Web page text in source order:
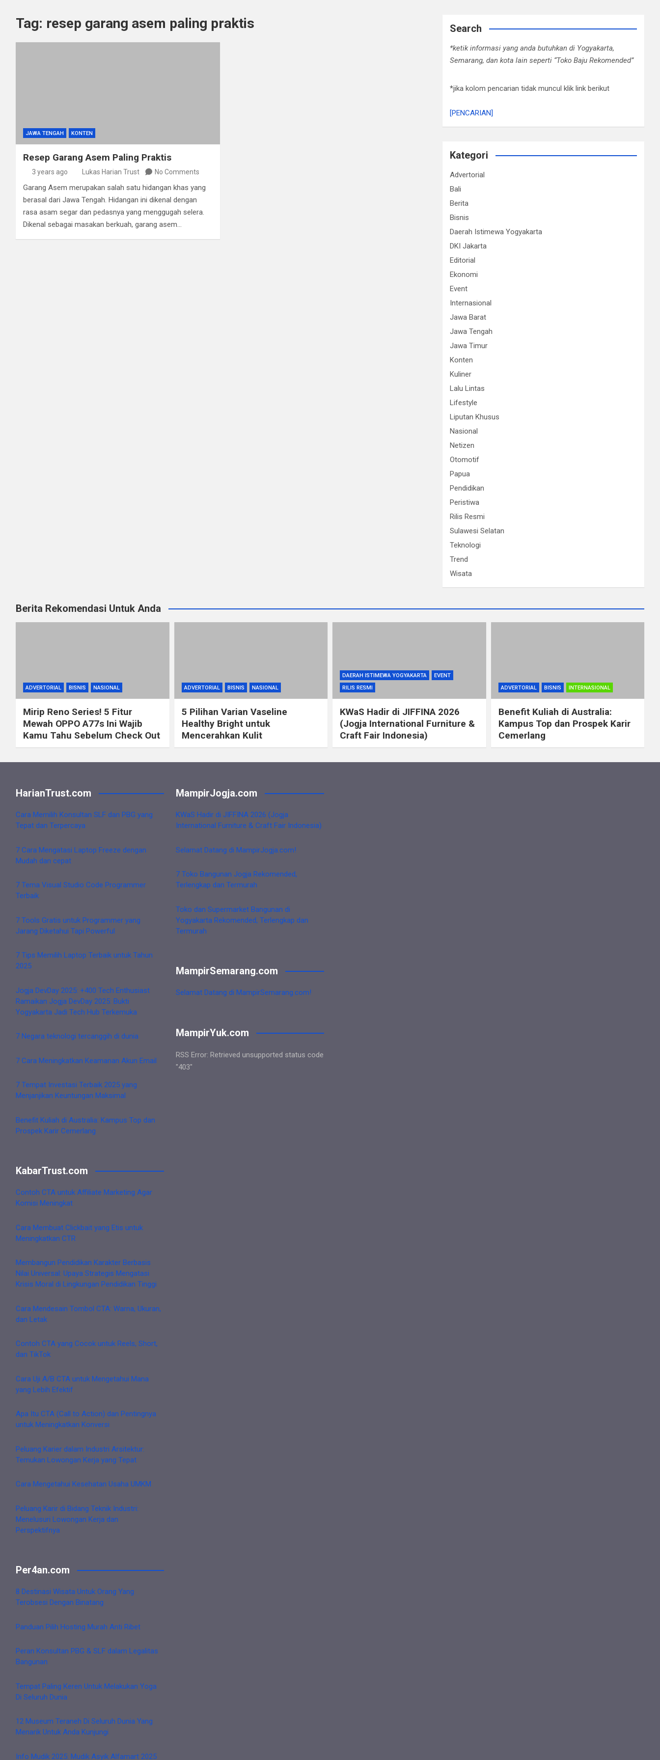
Tag: resep garang asem paling praktis
JAWA TENGAH KONTEN
Resep Garang Asem Paling Praktis
3 years ago Lukas Harian Trust No Comments
Garang Asem merupakan salah satu hidangan khas yang
berasal dari Jawa Tengah. Hidangan ini dikenal dengan
rasa asam segar dan pedasnya yang menggugah selera.
Dikenal sebagai masakan berkuah, garang asem…
Search
*ketik informasi yang anda butuhkan di Yogyakarta,
Semarang, dan kota lain seperti “Toko Baju Rekomended”
*jika kolom pencarian tidak muncul klik link berikut
[PENCARIAN]
Kategori
Advertorial
Bali
Berita
Bisnis
Daerah Istimewa Yogyakarta
DKI Jakarta
Editorial
Ekonomi
Event
Internasional
Jawa Barat
Jawa Tengah
Jawa Timur
Konten
Kuliner
Lalu Lintas
Lifestyle
Liputan Khusus
Nasional
Netizen
Otomotif
Papua
Pendidikan
Peristiwa
Rilis Resmi
Sulawesi Selatan
Teknologi
Trend
Wisata
Berita Rekomendasi Untuk Anda
ADVERTORIAL BISNIS NASIONAL
Mirip Reno Series! 5 Fitur
Mewah OPPO A77s Ini Wajib
Kamu Tahu Sebelum Check Out
ADVERTORIAL BISNIS NASIONAL
5 Pilihan Varian Vaseline
Healthy Bright untuk
Mencerahkan Kulit
DAERAH ISTIMEWA YOGYAKARTA
EVENT
RILIS RESMI
KWaS Hadir di JIFFINA 2026
(Jogja International Furniture &
Craft Fair Indonesia)
ADVERTORIAL BISNIS INTERNASIONAL
Benefit Kuliah di Australia:
Kampus Top dan Prospek Karir
Cemerlang
HarianTrust.com
Cara Memilih Konsultan SLF dan PBG yang
Tepat dan Terpercaya
7 Cara Mengatasi Laptop Freeze dengan
Mudah dan cepat
7 Tema Visual Studio Code Programmer
Terbaik
7 Tools Gratis untuk Programmer yang
Jarang Diketahui Tapi Powerful
7 Tips Memilih Laptop Terbaik untuk Tahun
2025
Jogja DevDay 2025: +400 Tech Enthusiast
Ramaikan Jogja DevDay 2025: Bukti
Yogyakarta Jadi Tech Hub Terkemuka
7 Negara teknologi tercanggih di dunia
7 Cara Meningkatkan Keamanan Akun Email
7 Tempat Investasi Terbaik 2025 yang
Menjanjikan Keuntungan Maksimal
Benefit Kuliah di Australia: Kampus Top dan
Prospek Karir Cemerlang
KabarTrust.com
Contoh CTA untuk Affiliate Marketing Agar
Komisi Meningkat
Cara Membuat Clickbait yang Etis untuk
Meningkatkan CTR
Membangun Pendidikan Karakter Berbasis
Nilai Universal: Upaya Strategis Mengatasi
Krisis Moral di Lingkungan Pendidikan Tinggi
Cara Mendesain Tombol CTA: Warna, Ukuran,
dan Letak
Contoh CTA yang Cocok untuk Reels, Short,
dan TikTok
Cara Uji A/B CTA untuk Mengetahui Mana
yang Lebih Efektif
Apa Itu CTA (Call to Action) dan Pentingnya
untuk Meningkatkan Konversi
Peluang Karier dalam Industri Arsitektur:
Temukan Lowongan Kerja yang Tepat
Cara Mengetahui Kesehatan Usaha UMKM
Peluang Karir di Bidang Teknik Industri:
Menelusuri Lowongan Kerja dan
Perspektifnya
Per4an.com
8 Destinasi Wisata Untuk Orang Yang
Terobsesi Dengan Binatang
Panduan Pilih Hosting Murah Anti Ribet
Peran Konsultan PBG & SLF dalam Legalitas
Bangunan
Tempat Paling Keren Untuk Melakukan Yoga
Di Seluruh Dunia
12 Museum Teraneh Di Seluruh Dunia Yang
Menarik Untuk Anda Kunjungi
Info Mudik 2025: Mudik Asyik Alfamart 2025
MampirJogja.com
KWaS Hadir di JIFFINA 2026 (Jogja
International Furniture & Craft Fair Indonesia)
Selamat Datang di MampirJogja.com!
7 Toko Bangunan Jogja Rekomended,
Terlengkap dan Termurah
Toko dan Supermarket Bangunan di
Yogyakarta Rekomended, Terlengkap dan
Termurah
MampirSemarang.com
Selamat Datang di MampirSemarang.com!
MampirYuk.com
RSS Error: Retrieved unsupported status code
"403"